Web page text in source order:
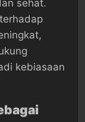
sehat.
kebiasaan